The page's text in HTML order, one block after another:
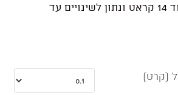
בזהב לבן/צהוב/ורוד 14 קראט ונתון לשינויים עד
(קרט)